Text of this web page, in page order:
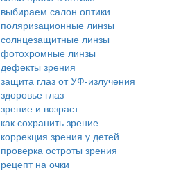
выбираем салон оптики
поляризационные линзы
солнцезащитные линзы
фотохромные линзы
дефекты зрения
защита глаз от УФ-излучения
здоровье глаз
зрение и возраст
как сохранить зрение
коррекция зрения у детей
проверка остроты зрения
рецепт на очки